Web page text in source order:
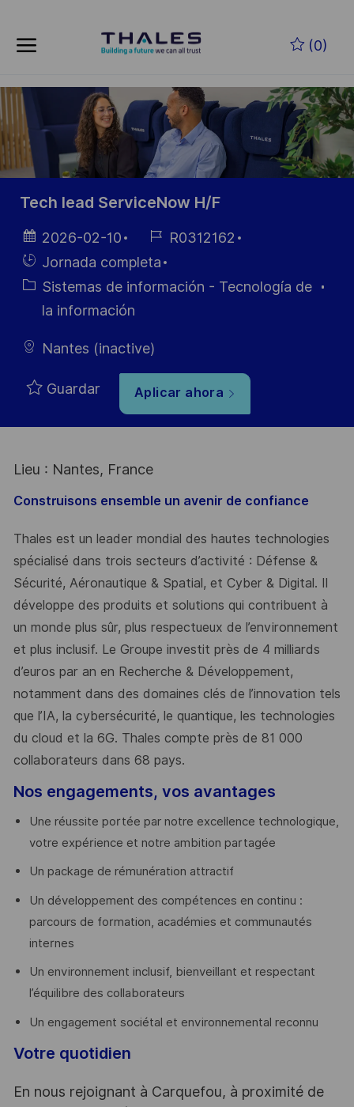
(0)
-
Tech lead ServiceNow H/F
Fecha de
publicación
2026-02-10
ID de
empleo
R0312162
Hiring
Type
Jornada completa
Categoría
Sistemas de información - Tecnología de
la información
Nantes (inactive)
Guardar Aplicar ahora
Lieu : Nantes, France
Construisons ensemble un avenir de confiance
Thales est un leader mondial des hautes technologies
spécialisé dans trois secteurs d’activité : Défense &
Sécurité, Aéronautique & Spatial, et Cyber & Digital. Il
développe des produits et solutions qui contribuent à
un monde plus sûr, plus respectueux de l’environnement
et plus inclusif. Le Groupe investit près de 4 milliards
d’euros par an en Recherche & Développement,
notamment dans des domaines clés de l’innovation tels
que l’IA, la cybersécurité, le quantique, les technologies
du cloud et la 6G. Thales compte près de 81 000
collaborateurs dans 68 pays.
Nos engagements, vos avantages
Une réussite portée par notre excellence technologique,
votre expérience et notre ambition partagée
Un package de rémunération attractif
Un développement des compétences en continu :
parcours de formation, académies et communautés
internes
Un environnement inclusif, bienveillant et respectant
l’équilibre des collaborateurs
Un engagement sociétal et environnemental reconnu
Votre quotidien
En nous rejoignant à Carquefou, à proximité de